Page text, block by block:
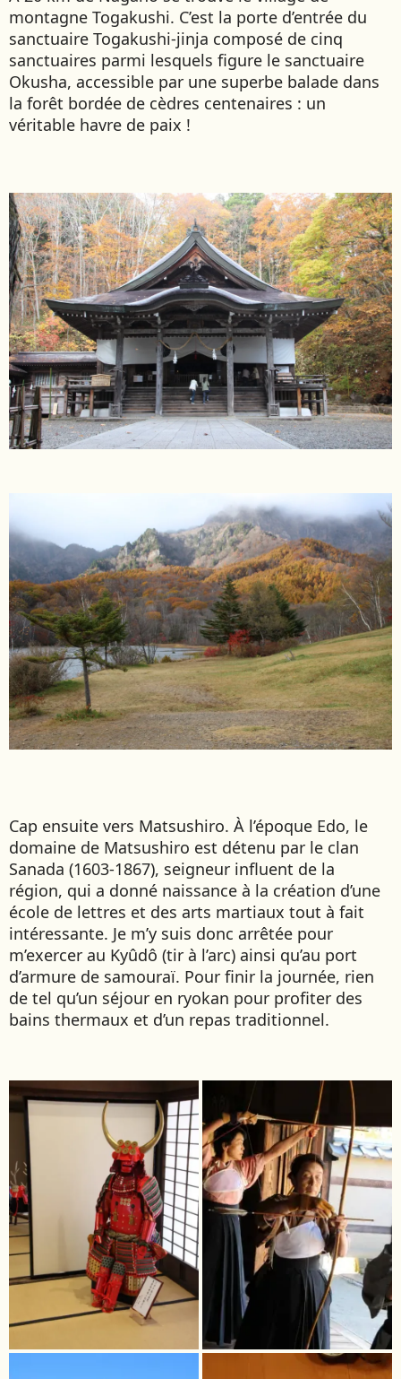
montagne Togakushi. C’est la porte d’entrée du
sanctuaire Togakushi-jinja composé de cinq
sanctuaires parmi lesquels figure le sanctuaire
Okusha, accessible par une superbe balade dans
la forêt bordée de cèdres centenaires : un
véritable havre de paix !
Cap ensuite vers Matsushiro. À l’époque Edo, le
domaine de Matsushiro est détenu par le clan
Sanada (1603-1867), seigneur influent de la
région, qui a donné naissance à la création d’une
école de lettres et des arts martiaux tout à fait
intéressante. Je m’y suis donc arrêtée pour
m’exercer au Kyûdô (tir à l’arc) ainsi qu’au port
d’armure de samouraï. Pour finir la journée, rien
de tel qu’un séjour en ryokan pour profiter des
bains thermaux et d’un repas traditionnel.